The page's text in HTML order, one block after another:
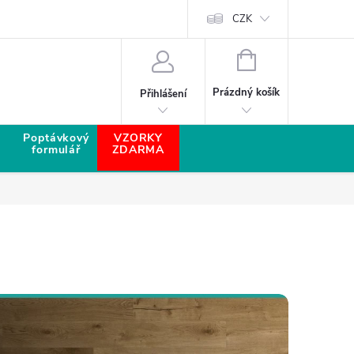
CZK
Přihlášení
NÁKUPNÍ KOŠÍK
Prázdný košík
Poptávkový
formulář
VZORKY
ZDARMA